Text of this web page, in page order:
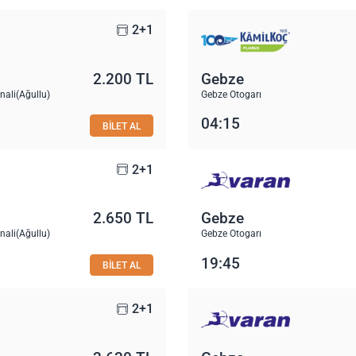
2+1
2.200 TL
BİLET AL
Gebze
Gebze Otogarı
04:15
2+1
2.650 TL
BİLET AL
Gebze
Gebze Otogarı
19:45
2+1